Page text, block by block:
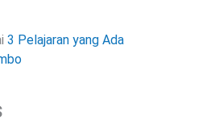
3 Pelajaran yang Ada